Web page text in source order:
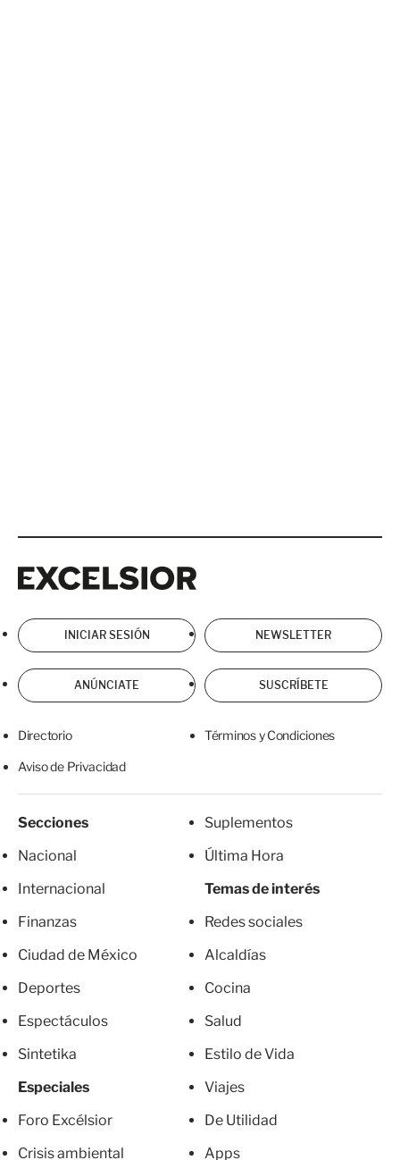
INICIAR SESIÓN NEWSLETTER
ANÚNCIATE SUSCRÍBETE
Directorio Términos y Condiciones
Aviso de Privacidad
Secciones
Nacional
Internacional
Finanzas
Ciudad de México
Deportes
Espectáculos
Sintetika
Especiales
Foro Excélsior
Crisis ambiental
Suplementos
Última Hora
Temas de interés
Redes sociales
Alcaldías
Cocina
Salud
Estilo de Vida
Viajes
De Utilidad
Apps